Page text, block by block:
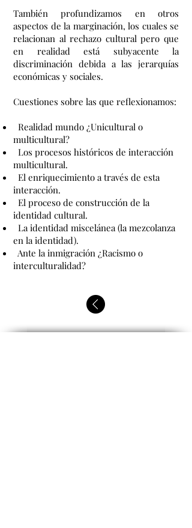
También profundizamos en otros
aspectos de la marginación, los cuales se
relacionan al rechazo cultural pero que
en realidad está subyacente la
discriminación debida a las jerarquías
económicas y sociales.
Cuestiones sobre las que reflexionamos:
Realidad mundo ¿Unicultural o
multicultural?
Los procesos históricos de interacción
multicultural.
El enriquecimiento a través de esta
interacción.
El proceso de construcción de la
identidad cultural.
La identidad miscelánea (la mezcolanza
en la identidad).
Ante la inmigración ¿Racismo o
interculturalidad?